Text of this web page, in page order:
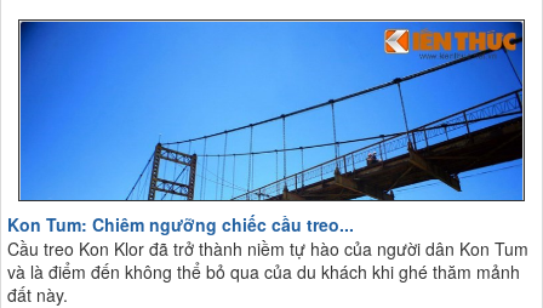
Kon Tum: Chiêm ngưỡng chiếc cầu treo...
Cầu treo Kon Klor đã trở thành niềm tự hào của người dân Kon Tum
và là điểm đến không thể bỏ qua của du khách khi ghé thăm mảnh
đất này.